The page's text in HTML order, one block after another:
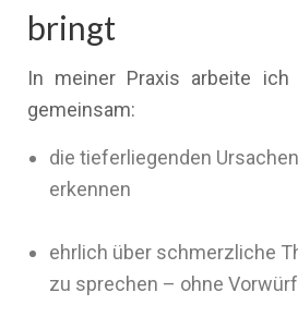
bringt
In meiner Praxis arbeite ich
gemeinsam:
die tieferliegenden
erkennen
ehrlich über schmerzliche
zu sprechen – ohne